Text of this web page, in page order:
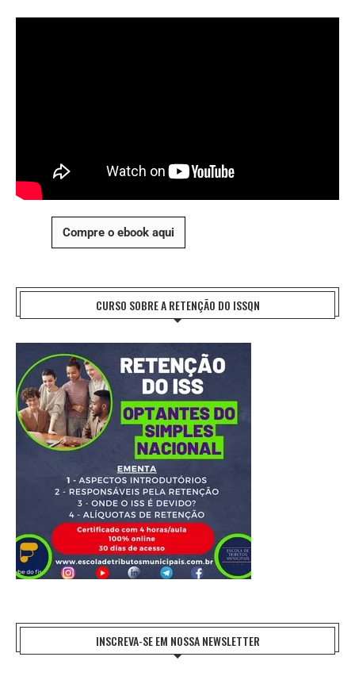
Compre o ebook aqui
CURSO SOBRE A RETENÇÃO DO ISSQN
INSCREVA-SE EM NOSSA NEWSLETTER